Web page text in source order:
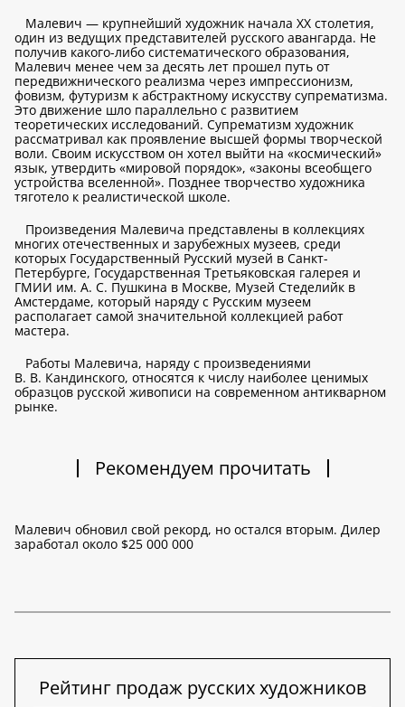
Малевич — крупнейший художник начала ХХ столетия,
один из ведущих представителей русского авангарда. Не
получив какого-либо систематического образования,
Малевич менее чем за десять лет прошел путь от
передвижнического реализма через импрессионизм,
фовизм, футуризм к абстрактному искусству супрематизма.
Это движение шло параллельно с развитием
теоретических исследований. Супрематизм художник
рассматривал как проявление высшей формы творческой
воли. Своим искусством он хотел выйти на «космический»
язык, утвердить «мировой порядок», «законы всеобщего
устройства вселенной». Позднее творчество художника
тяготело к реалистической школе.
Произведения Малевича представлены в коллекциях
многих отечественных и зарубежных музеев, среди
которых Государственный Русский музей в Санкт-
Петербурге, Государственная Третьяковская галерея и
ГМИИ им. А. С. Пушкина в Москве, Музей Стеделийк в
Амстердаме, который наряду с Русским музеем
располагает самой значительной коллекцией работ
мастера.
Работы Малевича, наряду с произведениями
В. В. Кандинского, относятся к числу наиболее ценимых
образцов русской живописи на современном антикварном
рынке.
Рекомендуем прочитать
Малевич обновил свой рекорд, но остался вторым. Дилер
заработал около $25 000 000
Рейтинг продаж русских художников